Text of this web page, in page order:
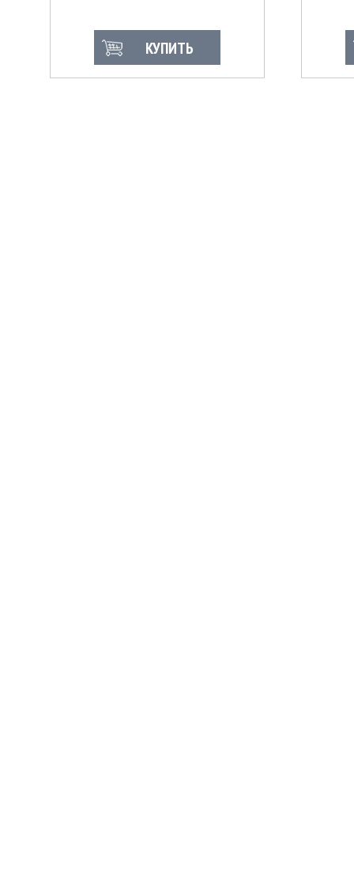
КУПИТЬ